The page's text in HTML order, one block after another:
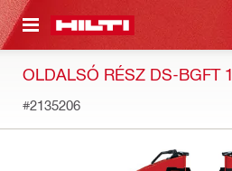
TARTALOMRA
OLDALSÓ RÉSZ DS-BGFT
#2135206